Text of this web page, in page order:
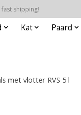
shipping!
Kat Paard
met vlotter RVS 5 l